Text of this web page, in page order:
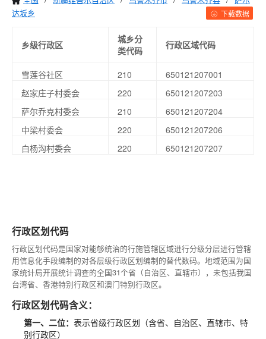
达坂乡
下载数据
乡级行政区
城乡分
类代码
行政区域代码
雪莲谷社区 210
650121207001
赵家庄子村委会
220
650121207203
萨尔乔克村委会
210
650121207204
中梁村委会
220
650121207206
白杨沟村委会
220 650121207207
行政区划代码
行政区划代码是国家对能够统治的行施管辖区域进行分级分层进行管辖
用信息化手段编制的对各层级行政区划编制的替代数码。地域范围为国
家统计局开展统计调查的全国31个省（自治区、直辖市），未包括我国
台湾省、香港特别行政区和澳门特别行政区。
行政区划代码含义：
第一、二位： 表示省级行政区划（含省、自治区、直辖市、特
别行政区）